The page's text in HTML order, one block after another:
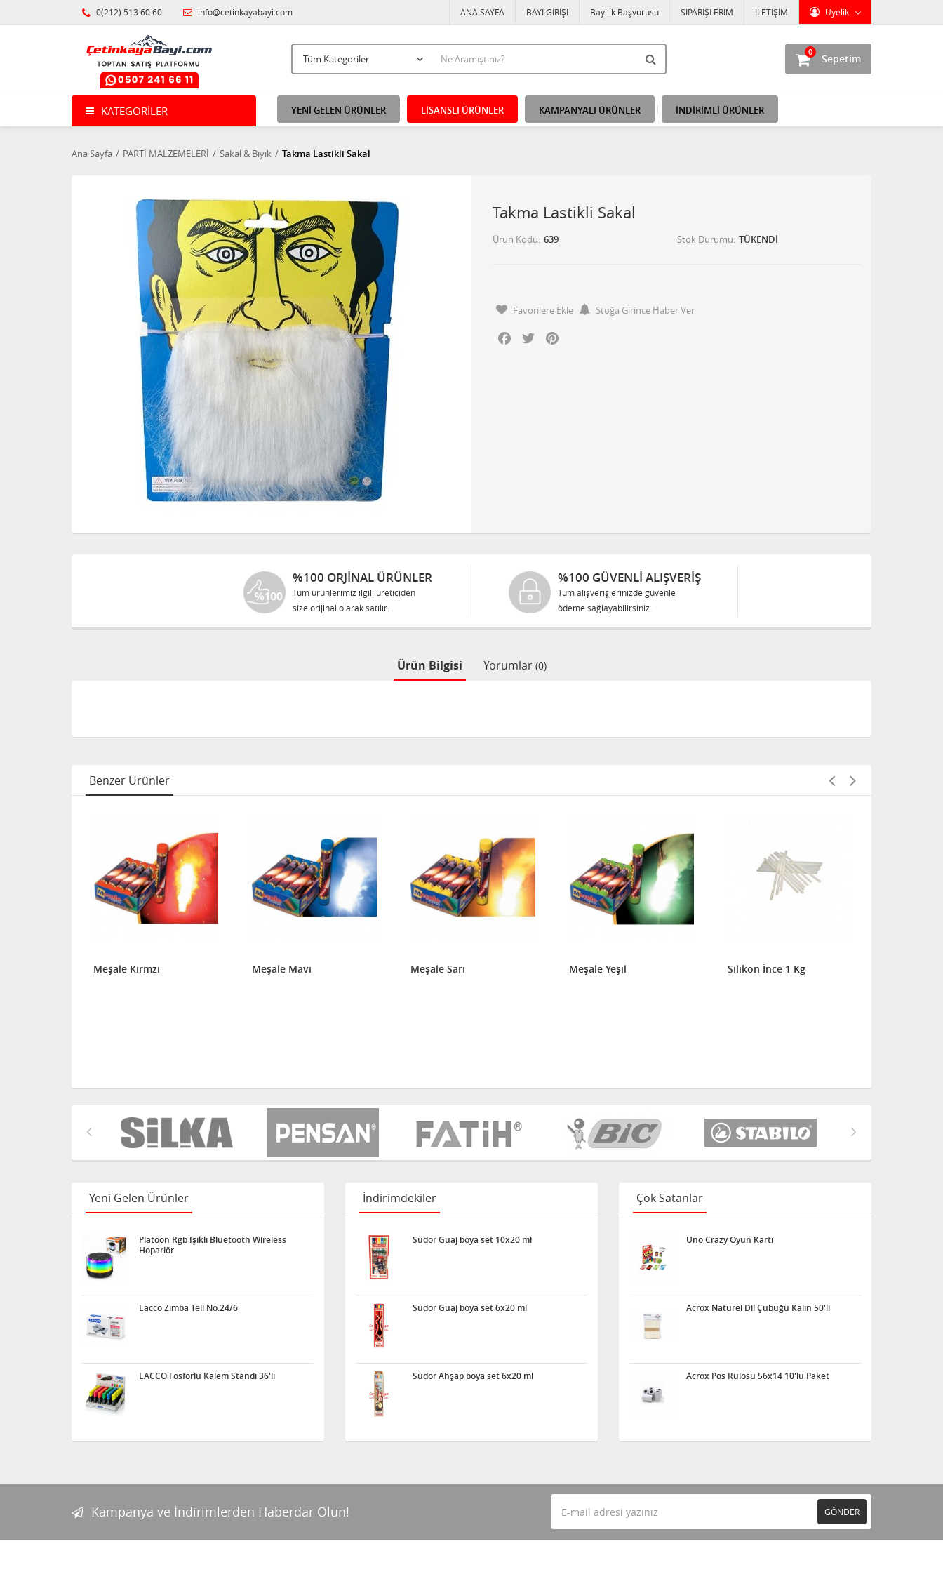
0(212) 513 60 60 info@cetinkayabayi.com Üyelik
ANA SAYFA BAYİ GİRİŞİ Bayilik Başvurusu SİPARİŞLERİM İLETİŞİM
Sepetim
0
KATEGORILER YENİ GELEN ÜRÜNLER LİSANSLI ÜRÜNLER KAMPANYALI ÜRÜNLER İNDİRİMLİ ÜRÜNLER
Ana Sayfa PARTİ MALZEMELERİ Sakal & Bıyık Takma Lastikli Sakal
Takma Lastikli Sakal
Ürün Kodu 639 Stok Durumu TÜKENDİ
Favorilere Ekle
Stoğa Girince Haber Ver
Facebook
Twitter
%100 ORJINAL ÜRÜNLER
Tüm ürünlerimiz ilgili üreticiden
size orijinal olarak satılır.
%100 GÜVENLİ ALIŞVERİŞ
Tüm alışverişlerinizde güvenle
ödeme sağlayabilirsiniz.
Ürün Bilgisi Yorumlar (0)
Benzer Ürünler
Meşale Kırmzı Meşale Mavi Meşale Sarı Meşale Yeşil Silikon İnce 1 Kg
Yeni Gelen Ürünler
Platoon Rgb Işıklı Bluetooth Wireless
Hoparlör
Lacco Zımba Teli No:24/6
LACCO Fosforlu Kalem Standı 36'lı
İndirimdekiler
Südor Guaj boya set 10x20 ml
Südor Guaj boya set 6x20 ml
Südor Ahşap boya set 6x20 ml
Çok Satanlar
Uno Crazy Oyun Kartı
Acrox Naturel Dil Çubuğu Kalın 50'li
Acrox Pos Rulosu 56x14 10'lu Paket
Kampanya ve İndirimlerden Haberdar Olun! GÖNDER